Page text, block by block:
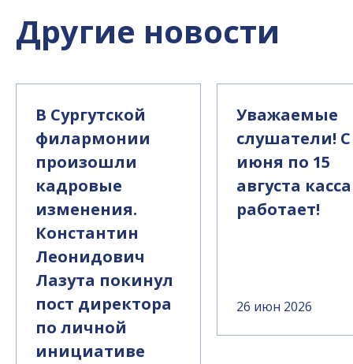
Другие новости
В Сургутской
филармонии
произошли
кадровые
изменения.
Константин
Леонидович
Лазута покинул
пост директора
по личной
инициативе
Уважаемые
слушатели! С
июня по 15
августа
работает!
26 июн 2026